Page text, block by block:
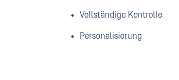
Vollständige Kontrolle
Personalisierung